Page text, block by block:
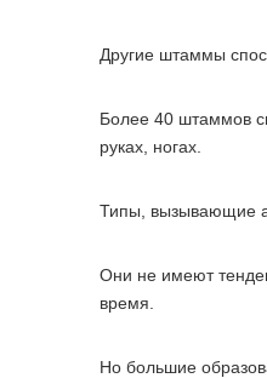
Другие штаммы
Более 40 штаммов
руках, ногах.
Типы, вызывающие
Они не имеют
время.
Но большие